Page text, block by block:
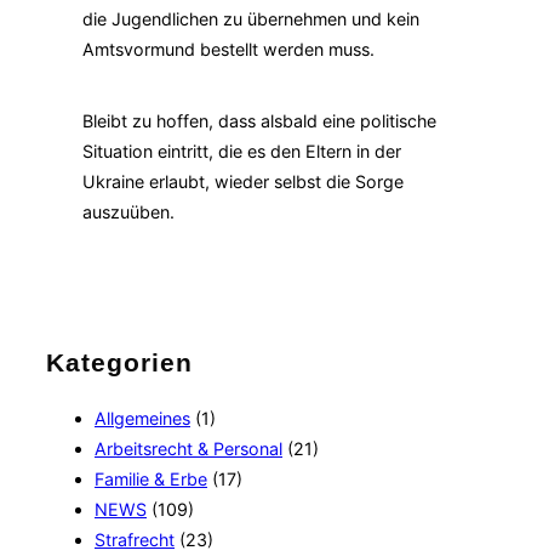
die Jugendlichen zu übernehmen und kein
Amtsvormund bestellt werden muss.
Bleibt zu hoffen, dass alsbald eine politische
Situation eintritt, die es den Eltern in der
Ukraine erlaubt, wieder selbst die Sorge
auszuüben.
Kategorien
Allgemeines (1)
Arbeitsrecht & Personal (21)
Familie & Erbe (17)
NEWS (109)
Strafrecht (23)